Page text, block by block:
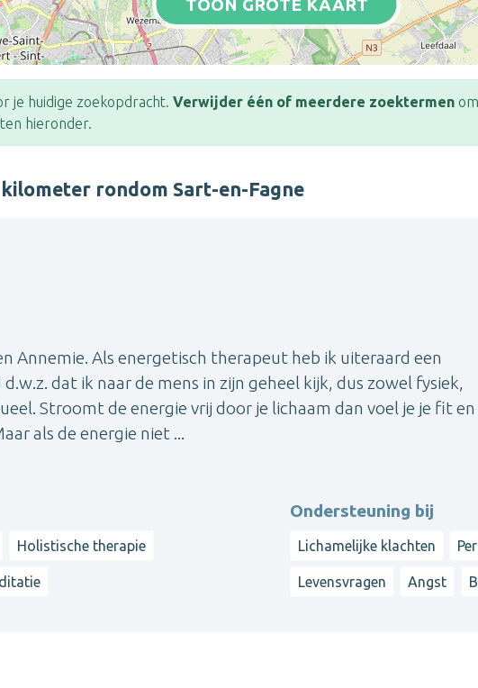
TOON GROTE KAART
je huidige zoekopdracht. Verwijder één of meerdere zoektermen
hieronder.
rondom Sart-en-Fagne
Annemie. Als energetisch therapeut heb ik uiteraard een
dat ik naar de mens in zijn geheel kijk, dus zowel fysiek,
Stroomt de energie vrij door je lichaam dan voel je je fit en
als de energie niet ...
Holistische therapie
Ondersteuning bij
Lichamelijke klachten
Levensvragen Angst